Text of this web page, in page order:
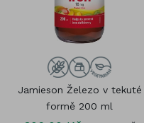
Jamieson Železo v tekuté
formě 200 ml